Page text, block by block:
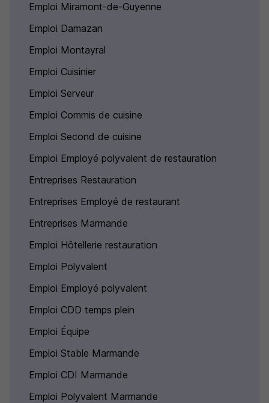
Emploi Miramont-de-Guyenne
Emploi Damazan
Emploi Montayral
Emploi Cuisinier
Emploi Serveur
Emploi Commis de cuisine
Emploi Second de cuisine
Emploi Employé polyvalent de restauration
Entreprises Restauration
Entreprises Employé de restaurant
Entreprises Marmande
Emploi Hôtellerie restauration
Emploi Polyvalent
Emploi Employé polyvalent
Emploi CDD temps plein
Emploi Équipe
Emploi Stable Marmande
Emploi CDI Marmande
Emploi Polyvalent Marmande